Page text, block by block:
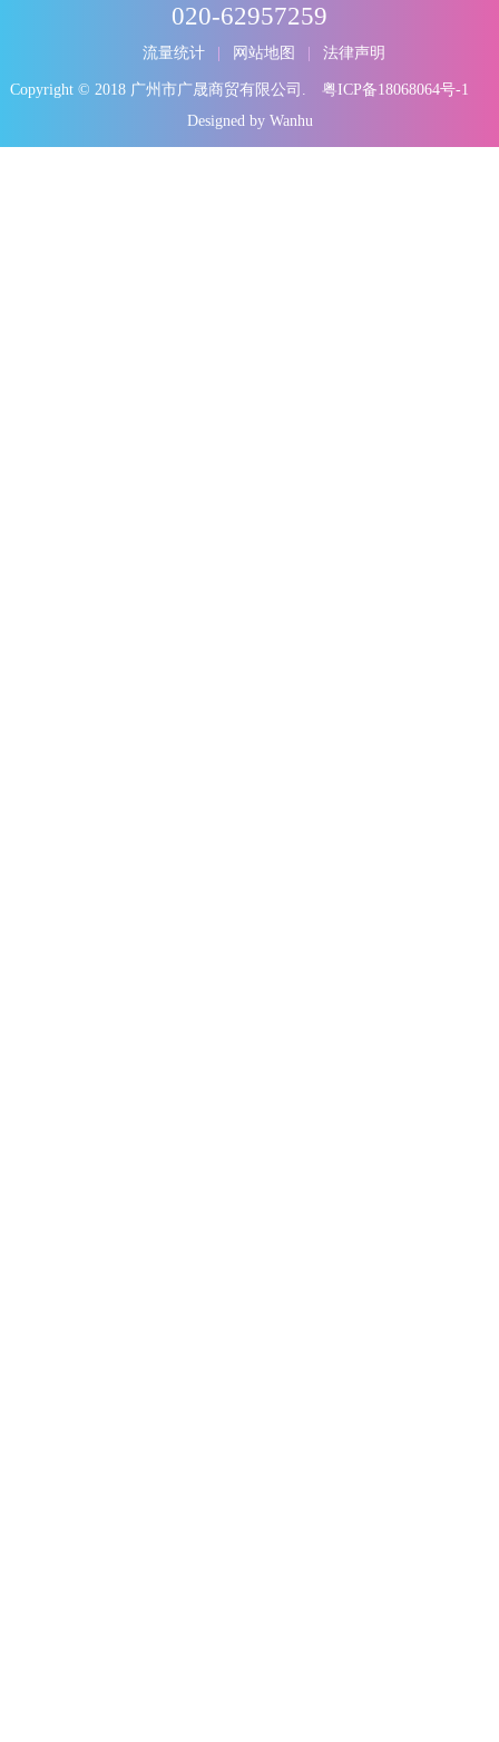
020-62957259
流量统计 网站地图 法律声明
Copyright © 2018 广州市广晟商贸有限公司.
粤ICP备18068064号-1
Designed by Wanhu